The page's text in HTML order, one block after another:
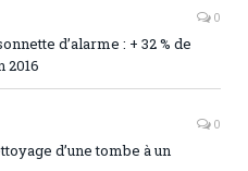
0
d’alarme : + 32 % de
2016
0
d’une tombe à un